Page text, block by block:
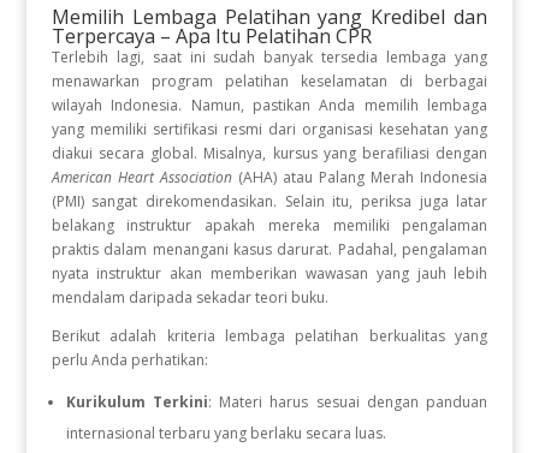
Memilih Lembaga Pelatihan yang Kredibel dan
Terpercaya – Apa Itu Pelatihan CPR
Terlebih lagi, saat ini sudah banyak tersedia lembaga yang
menawarkan program pelatihan keselamatan di berbagai
wilayah Indonesia. Namun, pastikan Anda memilih lembaga
yang memiliki sertifikasi resmi dari organisasi kesehatan yang
diakui secara global. Misalnya, kursus yang berafiliasi dengan
American Heart Association(AHA) atau Palang Merah Indonesia
(PMI) sangat direkomendasikan. Selain itu, periksa juga latar
belakang instruktur apakah mereka memiliki pengalaman
praktis dalam menangani kasus darurat. Padahal, pengalaman
nyata instruktur akan memberikan wawasan yang jauh lebih
mendalam daripada sekadar teori buku.
Berikut adalah kriteria lembaga pelatihan berkualitas yang
perlu Anda perhatikan:
Kurikulum Terkini: Materi harus sesuai dengan panduan
internasional terbaru yang berlaku secara luas.